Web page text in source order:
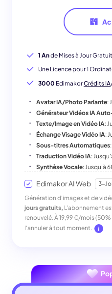
1 Ande Mises à Jour
Une Licence pour 1
3000 EdimakorCrédits IA
Avatar IA/Photo Parlante:
Générateur Vidéos IA
Texte/Image en Vidéo IA:
Échange Visage Vidéo IA:
Sous-titres Automatiques
Traduction Vidéo IA:
Synthèse Vocale: Jusqu'à
Edimakor AI Web
3-
Génération d'images et de
jours gratuits, L'abonnement
renouvelé. À 19,99 €/mois
l'annuler à tout moment.